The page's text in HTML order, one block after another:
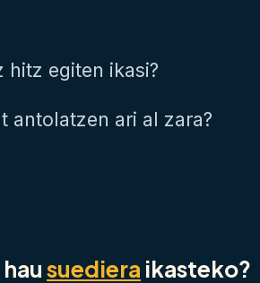
egiten ikasi?
antolatzen ari al zara?
suediera ikasteko?